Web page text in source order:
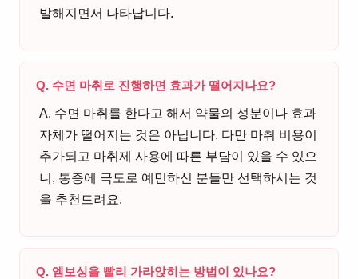
발해지면서 나타납니다.
Q. 수면 마취로 진행하면 효과가 떨어지나요?
A. 수면 마취를 한다고 해서 약물의 성분이나 효과
자체가 떨어지는 것은 아닙니다. 다만 마취 비용이
추가되고 마취제 사용에 따른 부담이 있을 수 있으
니, 통증에 극도로 예민하신 분들만 선택하시는 것
을 추천드려요.
Q. 엠보싱을 빨리 가라앉히는 방법이 있나요?